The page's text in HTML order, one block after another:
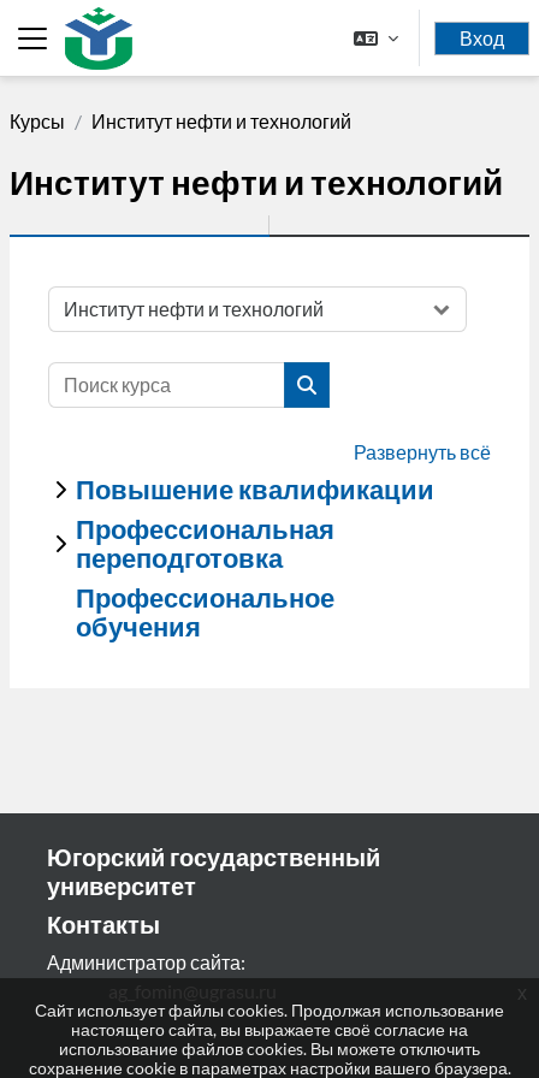
Перейти к основному содержанию
Сайт использует файлы cookies. Продолжая использование
настоящего сайта, вы выражаете своё согласие на
использование файлов cookies. Вы можете отключить
сохранение cookie в параметрах настройки вашего браузера.
x
Боковая панель
Вход
Курсы Институт нефти и технологий
Институт нефти и технологий
Категории курсов
Поиск курса
Поиск курса
Развернуть всё
Повышение квалификации
Профессиональная
переподготовка
Профессиональное
обучения
Югорский государственный
университет
Контакты
Администратор сайта: